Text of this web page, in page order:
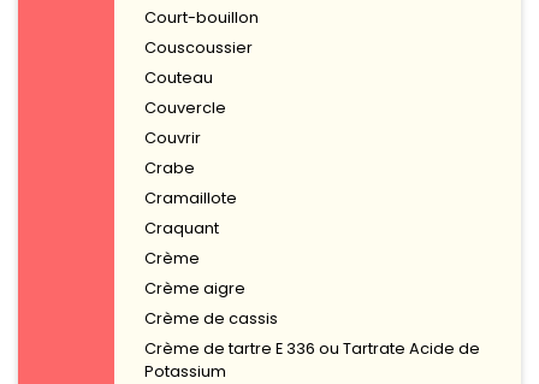
Court-bouillon
Couscoussier
Couteau
Couvercle
Couvrir
Crabe
Cramaillote
Craquant
Crème
Crème aigre
Crème de cassis
Crème de tartre E 336 ou Tartrate Acide de
Potassium